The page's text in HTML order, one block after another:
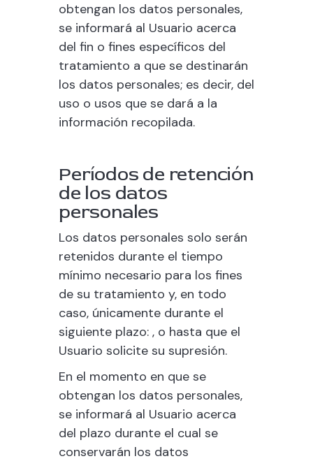
obtengan los datos personales,
se informará al Usuario acerca
del fin o fines específicos del
tratamiento a que se destinarán
los datos personales; es decir, del
uso o usos que se dará a la
información recopilada.
Períodos de retención
de los datos
personales
Los datos personales solo serán
retenidos durante el tiempo
mínimo necesario para los fines
de su tratamiento y, en todo
caso, únicamente durante el
siguiente plazo: , o hasta que el
Usuario solicite su supresión.
En el momento en que se
obtengan los datos personales,
se informará al Usuario acerca
del plazo durante el cual se
conservarán los datos